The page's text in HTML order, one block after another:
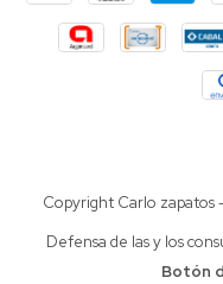
Copyright Carlo zapatos
Defensa de las y los
Botón